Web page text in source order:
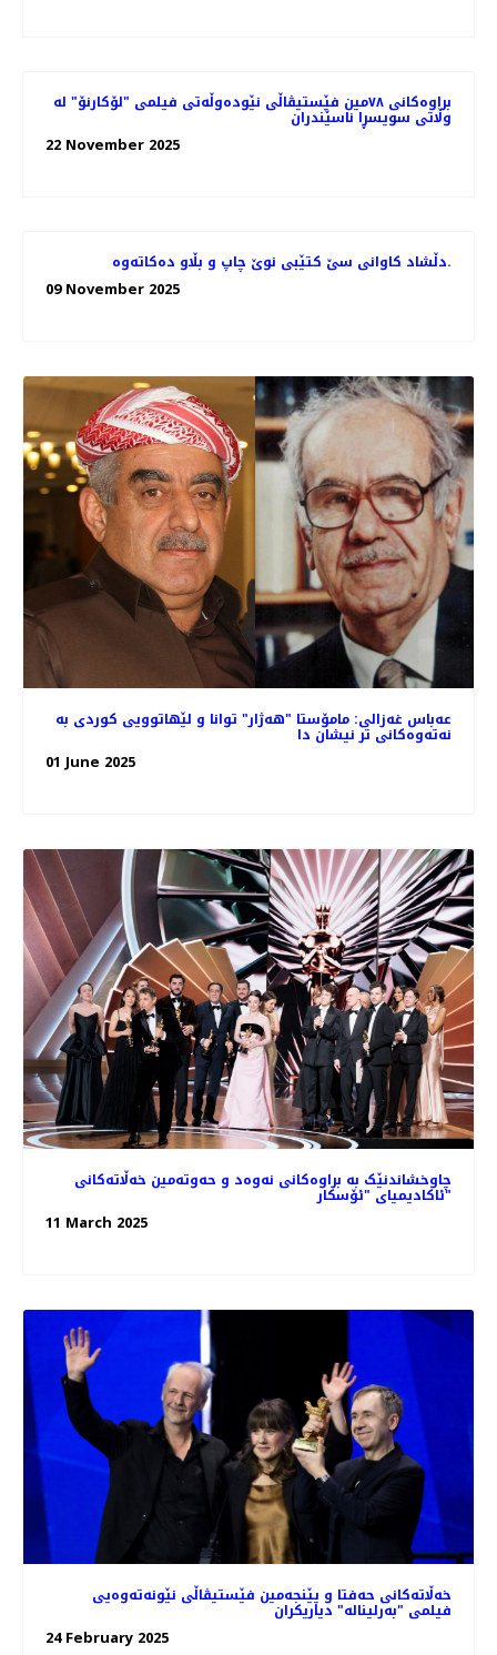
براوه‌کانی ٧٨مین فێستیڤاڵی نێوده‌وڵه‌تی فیلمی "لۆکارنۆ" له
وڵاتی سویسڕا ناسێندران
22 November 2025
دڵشاد کاوانى سێ کتێبى نوێ چاپ و بڵاو دەکاتەوە.
09 November 2025
عەباس غەزالی: مامۆستا "هەژار" توانا و لێهاتوویی کوردی به
نەتەوەکانی تر نیشان دا
01 June 2025
چاوخشاندنێک به براوه‌کانی نه‌وه‌د و حه‌و‌ته‌مین خه‌ڵاته‌کانی
ئاکادیمیای "ئۆسکار"
11 March 2025
خه‌ڵاته‌کانی حه‌فتا و پێنجه‌مین فێستیڤاڵی نێونه‌ته‌وه‌یی
فیلمی "بەرلیناله" دیاریکران
24 February 2025